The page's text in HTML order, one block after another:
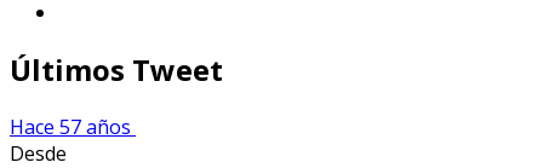
Últimos Tweet
Hace 57 años
Desde